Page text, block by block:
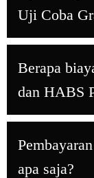
Uji Coba
Berapa
dan HABS
apa saja?